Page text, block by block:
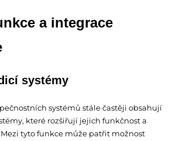
a integrace
systémy
systémů stále častěji obsahují
které rozšiřují jejich funkčnost a
tyto funkce může patřit možnost